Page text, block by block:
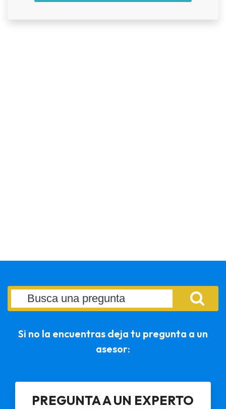
Si no la encuentras deja tu pregunta a un
asesor:
PREGUNTA A UN EXPERTO